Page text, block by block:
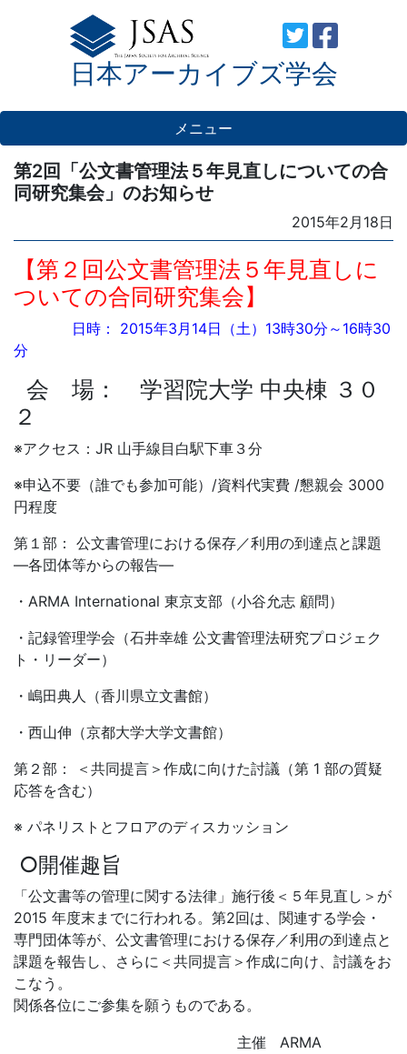
日本アーカイブズ学会
メニュー
第2回「公文書管理法５年見直しについての合
同研究集会」のお知らせ
Posted
on
2015年2月18日
【第２回公文書管理法５年見直しに
ついての合同研究集会】
日時： 2015年3月14日（土）13時30分～16時30
分
会 場： 学習院大学 中央棟 ３０
２
※アクセス：JR 山手線目白駅下車３分
※申込不要（誰でも参加可能）/資料代実費 /懇親会 3000
円程度
第１部： 公文書管理における保存／利用の到達点と課題
―各団体等からの報告―
・ARMA International 東京支部（小谷允志 顧問）
・記録管理学会（石井幸雄 公文書管理法研究プロジェク
ト・リーダー）
・嶋田典人（香川県立文書館）
・西山伸（京都大学大学文書館）
第２部： ＜共同提言＞作成に向けた討議（第 1 部の質疑
応答を含む）
※ パネリストとフロアのディスカッション
○開催趣旨
「公文書等の管理に関する法律」施行後＜５年見直し＞が
2015 年度末までに行われる。第2回は、関連する学会・
専門団体等が、公文書管理における保存／利用の到達点と
課題を報告し、さらに＜共同提言＞作成に向け、討議をお
こなう。
関係各位にご参集を願うものである。
主催 ARMA